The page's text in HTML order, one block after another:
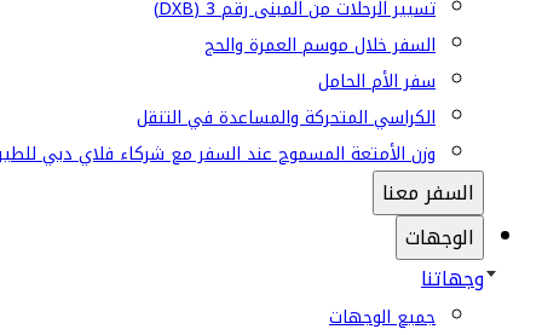
تسيير الرحلات من المبنى رقم 3 (DXB)
السفر خلال موسم العمرة والحج
سفر الأم الحامل
الكراسي المتحركة والمساعدة في التنقل
وزن الأمتعة المسموح عند السفر مع شركاء فلاي دبي
السفر معنا
الوجهات
وجهاتنا
جميع الوجهات